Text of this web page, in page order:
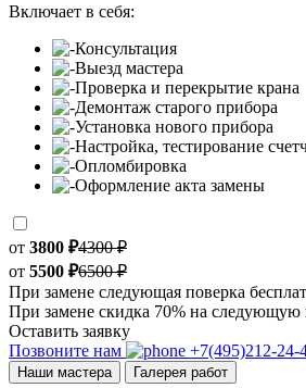
Включает в себя:
Консультация
Выезд мастера
Проверка и перекрытие крана
Демонтаж старого прибора
Установка нового прибора
Настройка, тестирование
Опломбировка
Оформление акта замены
от 3800 ₽4300 ₽
от 5500 ₽6500 ₽
При замене следующая поверка
При замене скидка 70% на следующую
Оставить заявку
Позвоните нам
+7(495)212-24-
Наши мастера Галерея работ